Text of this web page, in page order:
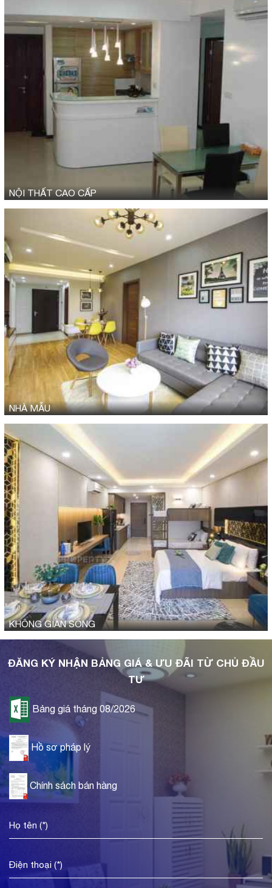
NỘI THẤT CAO CẤP
NHÀ MẪU
KHÔNG GIAN SỐNG
ĐĂNG KÝ NHẬN BẢNG GIÁ & ƯU ĐÃI TỪ CHỦ ĐẦU
TƯ
Bảng giá tháng 08/2026
Hồ sơ pháp lý
Chính sách bán hàng